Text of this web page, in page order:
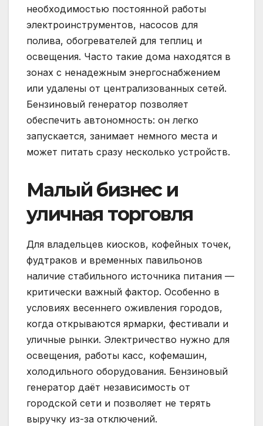
необходимостью постоянной работы
электроинструментов, насосов для
полива, обогревателей для теплиц и
освещения. Часто такие дома находятся в
зонах с ненадежным энергоснабжением
или удалены от централизованных сетей.
Бензиновый генератор позволяет
обеспечить автономность: он легко
запускается, занимает немного места и
может питать сразу несколько устройств.
Малый бизнес и
уличная торговля
Для владельцев киосков, кофейных точек,
фудтраков и временных павильонов
наличие стабильного источника питания —
критически важный фактор. Особенно в
условиях весеннего оживления городов,
когда открываются ярмарки, фестивали и
уличные рынки. Электричество нужно для
освещения, работы касс, кофемашин,
холодильного оборудования. Бензиновый
генератор даёт независимость от
городской сети и позволяет не терять
выручку из-за отключений.